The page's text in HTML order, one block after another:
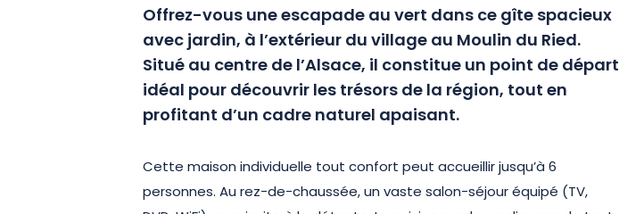
Offrez-vous une escapade au vert dans ce gîte spacieux
avec jardin, à l’extérieur du village au Moulin du Ried.
Situé au centre de l’Alsace, il constitue un point de départ
idéal pour découvrir les trésors de la région, tout en
profitant d’un cadre naturel apaisant.
Cette maison individuelle tout confort peut accueillir jusqu’à 6
personnes. Au rez-de-chaussée, un vaste salon-séjour équipé (TV,